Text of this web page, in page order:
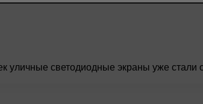
светодиодные экраны уже стали